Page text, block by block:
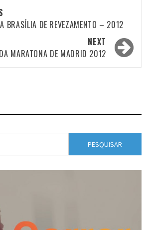
BRASÍLIA DE REVEZAMENTO – 2012
NEXT
MARATONA DE MADRID 2012